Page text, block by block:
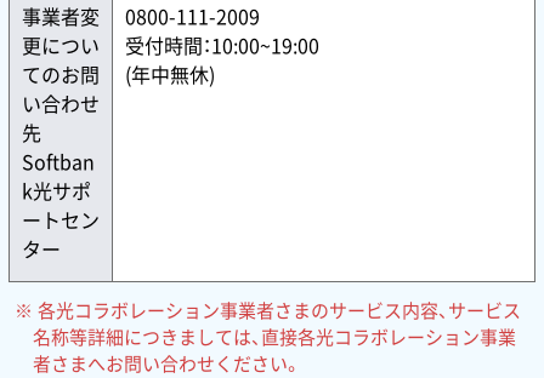
事業者変
更につい
てのお問
い合わせ
先
Softban
k光サポ
ートセン
ター
0800-111-2009
受付時間：10:00~19:00
(年中無休)
各光コラボレーション事業者さまのサービス内容、サービス
名称等詳細につきましては、直接各光コラボレーション事業
者さまへお問い合わせください。